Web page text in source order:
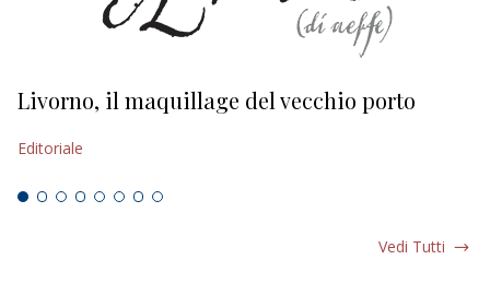
Livorno, il maquillage del vecchio porto
Editoriale
Vedi Tutti